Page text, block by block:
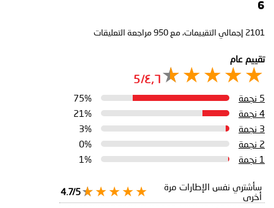
6
2101 إجمالي التقييمات، مع 950 مراجعة التعليقات
تقييم عام
٤٫٦/5
5 نجمة
75%
4 نجمة
21%
3 نجمة
3%
2 نجمة
0%
1 نجمة
1%
سأشتري نفس الإطارات مرة
أخرى
4.7/5